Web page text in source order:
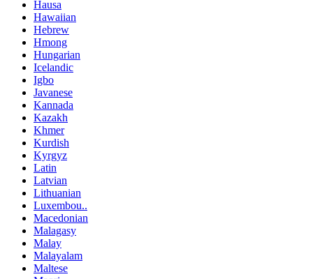
Hausa
Hawaiian
Hebrew
Hmong
Hungarian
Icelandic
Igbo
Javanese
Kannada
Kazakh
Khmer
Kurdish
Kyrgyz
Latin
Latvian
Lithuanian
Luxembou..
Macedonian
Malagasy
Malay
Malayalam
Maltese